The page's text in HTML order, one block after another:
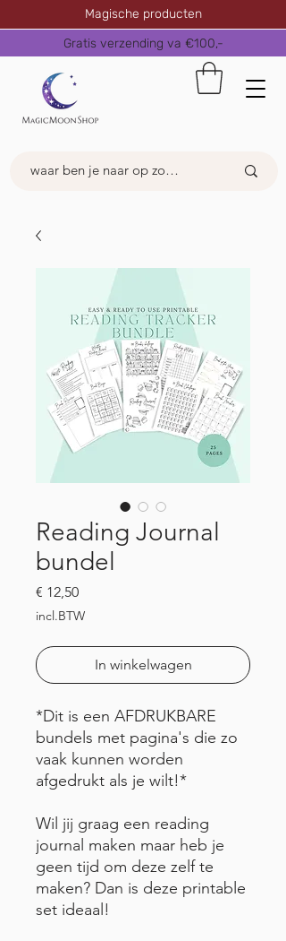
Magische producten
Gratis verzending va €100,-
Reading Journal
bundel
€ 12,50Prijs
incl.BTW
In winkelwagen
*Dit is een AFDRUKBARE
bundels met pagina's die zo
vaak kunnen worden
afgedrukt als je wilt!*
Wil jij graag een reading
journal maken maar heb je
geen tijd om deze zelf te
maken? Dan is deze printable
set ideaal!